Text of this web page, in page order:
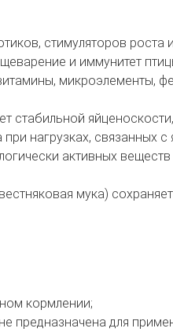
стимуляторов роста
и иммунитет
микроэлементы,
стабильной
нагрузках, связанных с
активных
мука)
кормлении;
предназначена для